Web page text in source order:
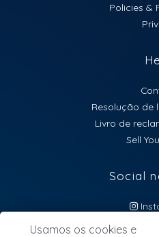
Policies &
Resolução de
Livro de
Sell
Social
Usamos os cookies e